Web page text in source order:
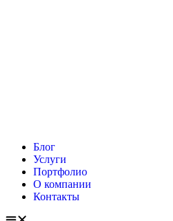
Блог
Услуги
Портфолио
О компании
Контакты